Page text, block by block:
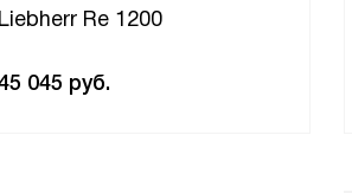
Liebherr Re 1200
045 руб.